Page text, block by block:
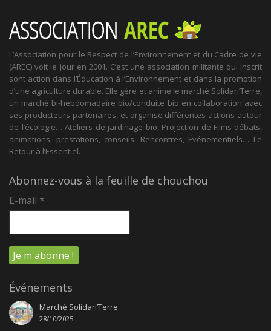
L’Association pour le Respect de l’Environnement et du Cadre de vie
(AREC) voit le jour en 2001. C’est une association militante qui inscrit
sont action dans l’Éducation à l’Environnement et dans la promotion
d’une agriculture durable. Elle gère et anime le marché Solidari’Terre,
un marché bi-hebdomadaire bio/conduite bio en collaboration avec
ses producteurs-partenaires, et organise différentes actions autour
de l’écologie… Ateliers de jardinage bio, Projection de Films-débats,
animations, prestations, conseils, Rencontres, Événementiels… Le
Retour à l’Essentiel.
Abonnez-vous à la feuille de chouchou
E-mail *
Événements
Marché Solidari’Terre
28/10/2025